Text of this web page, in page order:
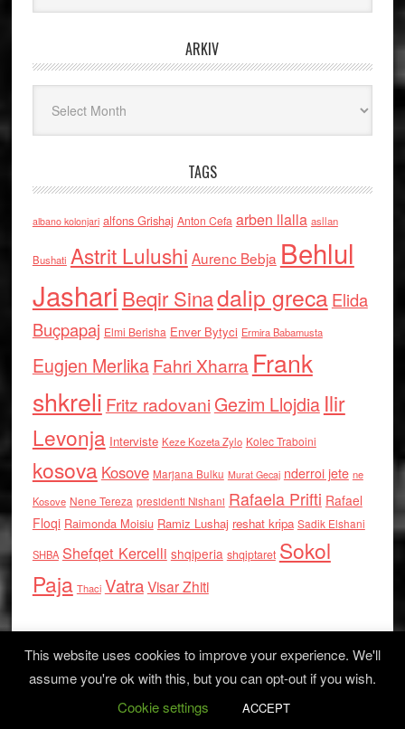
ARKIV
TAGS
albano kolonjari alfons Grishaj Anton Cefa arben llalla asllan
Bushati Astrit Lulushi Aurenc Bebja Behlul
Jashari Beqir Sinadalip grecaElida
Buçpapaj Elmi Berisha Enver Bytyci Ermira Babamusta
Eugjen MerlikaFahri Xharra Frank
shkreli Fritz radovaniGezim Llojdia Ilir
Levonja Interviste Keze Kozeta Zylo Kolec Traboini
kosova Kosove Marjana Bulku Murat Gecaj nderroi jete ne
Kosove Nene Tereza presidenti Nishani Rafaela Prifti Rafael
Floqi Raimonda Moisiu Ramiz Lushaj reshat kripa Sadik Elshani
SHBA Shefqet Kercelli shqiperia shqiptaret Sokol
Paja Thaci VatraVisar Zhiti
Log in
This website uses cookies to improve your experience. We'll
assume you're ok with this, but you can opt-out if you wish.
Cookie settings
ACCEPT